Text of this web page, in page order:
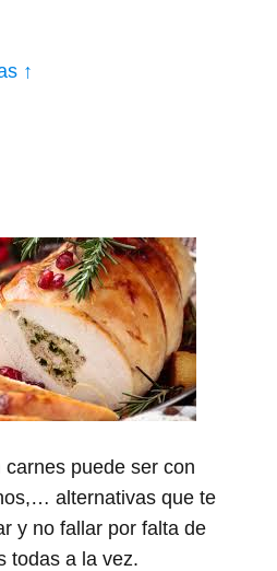
↑
puede ser con
alternativas que te
y no fallar por falta de
todas a la vez.